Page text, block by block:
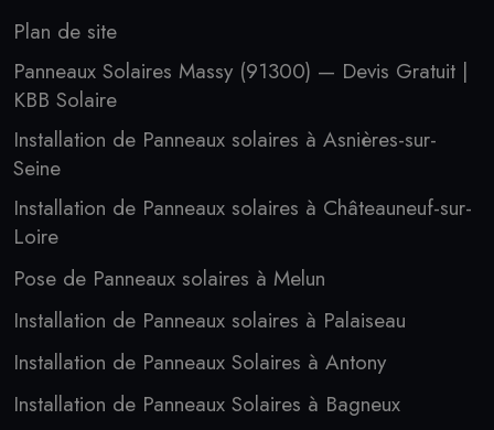
Plan de site
Panneaux Solaires Massy (91300) — Devis Gratuit |
KBB Solaire
Installation de Panneaux solaires à Asnières-sur-
Seine
Installation de Panneaux solaires à Châteauneuf-sur-
Loire
Pose de Panneaux solaires à Melun
Installation de Panneaux solaires à Palaiseau
Installation de Panneaux Solaires à Antony
Installation de Panneaux Solaires à Bagneux